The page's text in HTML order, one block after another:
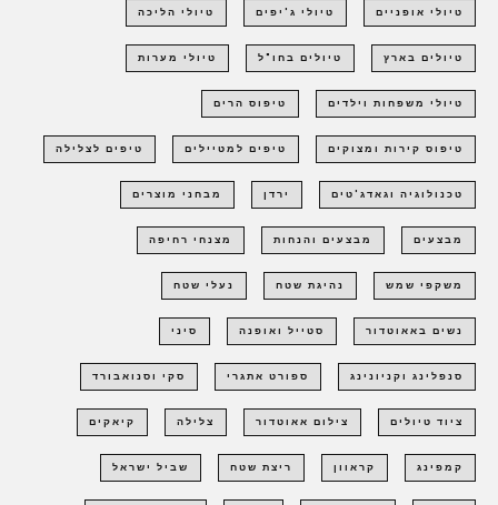
טיולי אופניים טיולי ג'יפים טיולי הליכה
טיולים בארץ טיולים בחו"ל טיולי מערות
טיולי משפחות וילדים טיפוס הרים
טיפוס קירות ומצוקים טיפים למטיילים טיפים לצלילה
טכנולוגיה וגאדג'טים ירדן מבחני מוצרים
מבצעים מבצעים והנחות מצנחי רחיפה
משקפי שמש נהיגת שטח נעלי שטח
נשים באאוטדור סטייל ואופנה סיני
סנפלינג וקניונינג ספורט אתגרי סקי וסנואבורד
ציוד טיולים צילום אאוטדור צלילה קיאקים
קמפינג קראוון ריצת שטח שביל ישראל